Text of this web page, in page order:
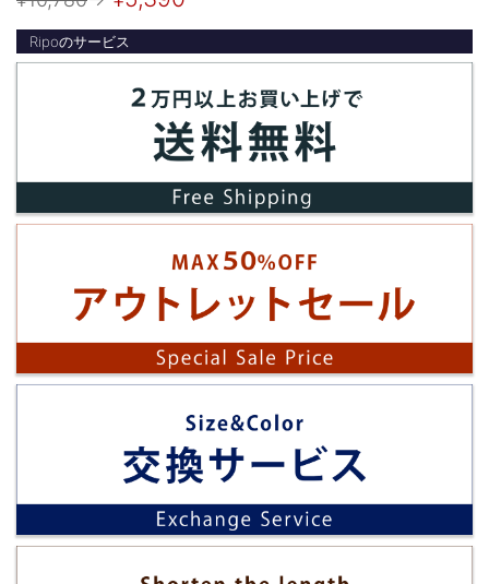
Ripoのサービス